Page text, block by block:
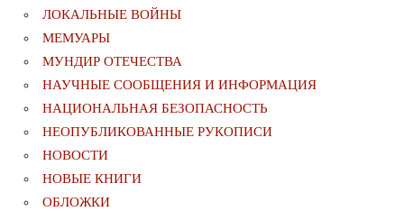
ЛОКАЛЬНЫЕ ВОЙНЫ
МЕМУАРЫ
МУНДИР ОТЕЧЕСТВА
НАУЧНЫЕ СООБЩЕНИЯ И ИНФОРМАЦИЯ
НАЦИОНАЛЬНАЯ БЕЗОПАСНОСТЬ
НЕОПУБЛИКОВАННЫЕ РУКОПИСИ
НОВОСТИ
НОВЫЕ КНИГИ
ОБЛОЖКИ